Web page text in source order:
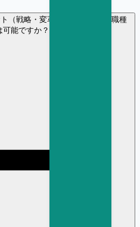
（戦略・変革） に異業種・異職種
可能ですか？